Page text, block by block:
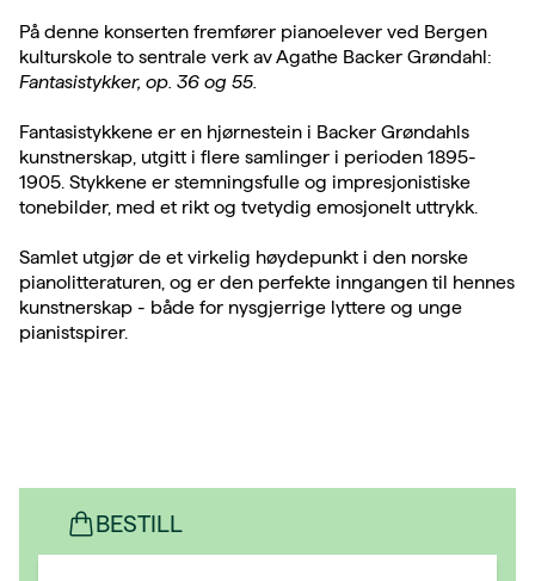
På denne konserten fremfører pianoelever ved Bergen
kulturskole to sentrale verk av Agathe Backer Grøndahl:
Fantasistykker, op. 36 og 55.
Fantasistykkene er en hjørnestein i Backer Grøndahls
kunstnerskap, utgitt i flere samlinger i perioden 1895-
1905. Stykkene er stemningsfulle og impresjonistiske
tonebilder, med et rikt og tvetydig emosjonelt uttrykk.
Samlet utgjør de et virkelig høydepunkt i den norske
pianolitteraturen, og er den perfekte inngangen til hennes
kunstnerskap - både for nysgjerrige lyttere og unge
pianistspirer.